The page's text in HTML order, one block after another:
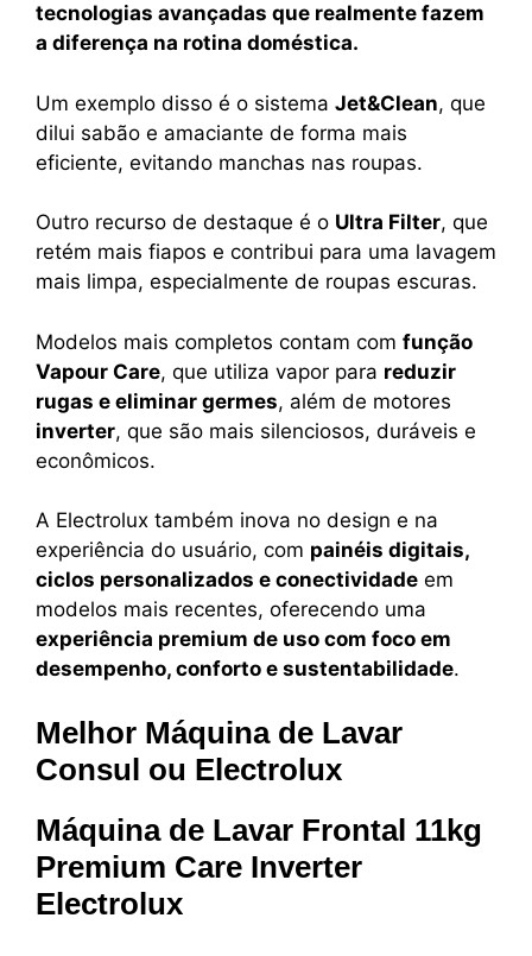
tecnologias avançadas que realmente fazem
a diferença na rotina doméstica.
Um exemplo disso é o sistema Jet&Clean, que
dilui sabão e amaciante de forma mais
eficiente, evitando manchas nas roupas.
Outro recurso de destaque é o Ultra Filter, que
retém mais fiapos e contribui para uma lavagem
mais limpa, especialmente de roupas escuras.
Modelos mais completos contam com função
Vapour Care, que utiliza vapor para reduzir
rugas e eliminar germes, além de motores
inverter, que são mais silenciosos, duráveis e
econômicos.
A Electrolux também inova no design e na
experiência do usuário, com painéis digitais,
ciclos personalizados e conectividade em
modelos mais recentes, oferecendo uma
experiência premium de uso com foco em
desempenho, conforto e sustentabilidade.
Melhor Máquina de Lavar
Consul ou Electrolux
Máquina de Lavar Frontal 11kg
Premium Care Inverter
Electrolux